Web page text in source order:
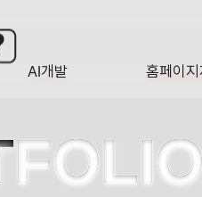
AI개발 홈페이